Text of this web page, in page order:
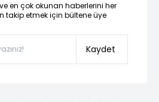
en çok okunan haberlerini her
takip etmek için bültene üye
Kaydet